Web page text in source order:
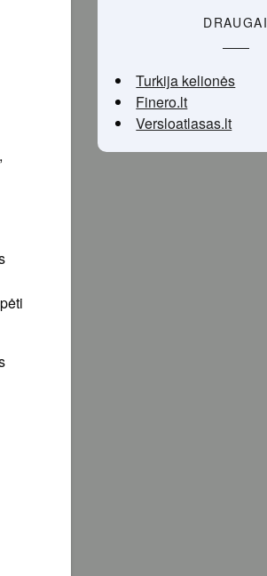
DRAUGAI
Turkija kelionės
Finero.lt
Versloatlasas.lt